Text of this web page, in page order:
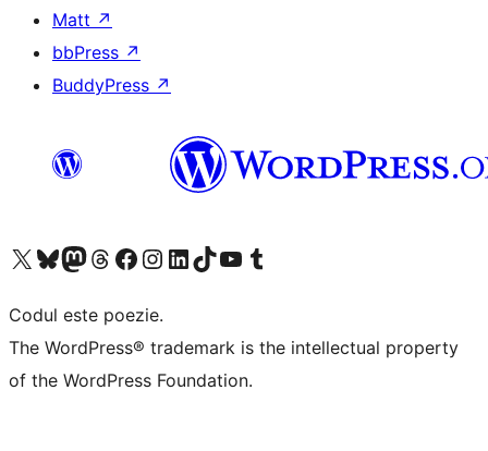
Matt ↗
bbPress ↗
BuddyPress ↗
Mergi la contul nostru X (fost Twitter)
Vizitează contul nostru Bluesky
Vizitează contul nostru Mastodon
Vizitează contul nostru Threads
Vizitează pagina noastră Facebook
Vizitează-ne pe Instagram
Vizitează-ne pe LinkedIn
Vizitează contul nostru TikTok
Vizitează canalul nostru YouTube
Vizitează contul nostru Tumblr
Codul este poezie.
The WordPress® trademark is the intellectual property
of the WordPress Foundation.